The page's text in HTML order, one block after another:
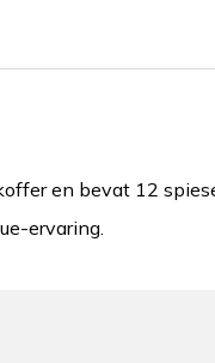
en bevat 12
ervaring.